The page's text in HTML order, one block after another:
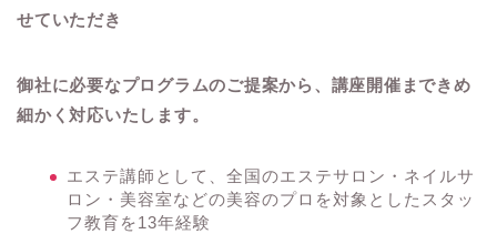
せていただき
御社に必要なプログラムのご提案から、講座開催まできめ
細かく対応いたします。
エステ講師として、全国のエステサロン・ネイルサ
ロン・美容室などの美容のプロを対象としたスタッ
フ教育を13年経験